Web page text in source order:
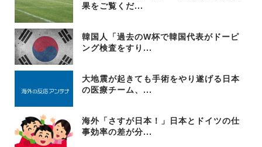
果をご覧くだ...
韓国人「過去のW杯で韓国代表がドーピ
ング検査をすり...
大地震が起きても手術をやり遂げる日本
の医療チーム、...
海外「さすが日本！」日本とドイツの仕
事効率の差が分...